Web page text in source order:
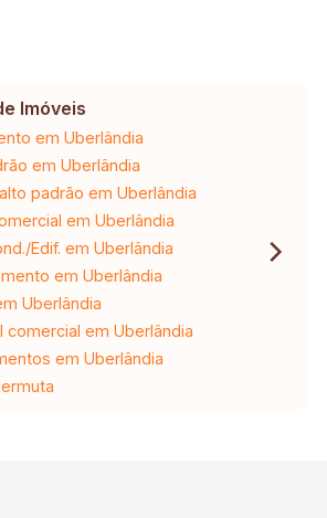
Imóveis
em Uberlândia
em Uberlândia
padrão em Uberlândia
em Uberlândia
Edif. em Uberlândia
em Uberlândia
Uberlândia
comercial em Uberlândia
em Uberlândia